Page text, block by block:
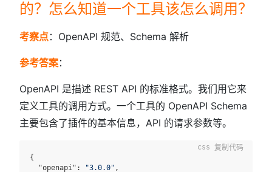
的？怎么知道一个工具该怎么调用？
考察点：OpenAPI 规范、Schema 解析
参考答案：
OpenAPI 是描述 REST API 的标准格式。我们用它来
定义工具的调用方式。一个工具的 OpenAPI Schema
主要包含了插件的基本信息，API 的请求参数等。
{
  "openapi":
"3.0.0" ,
复制代码